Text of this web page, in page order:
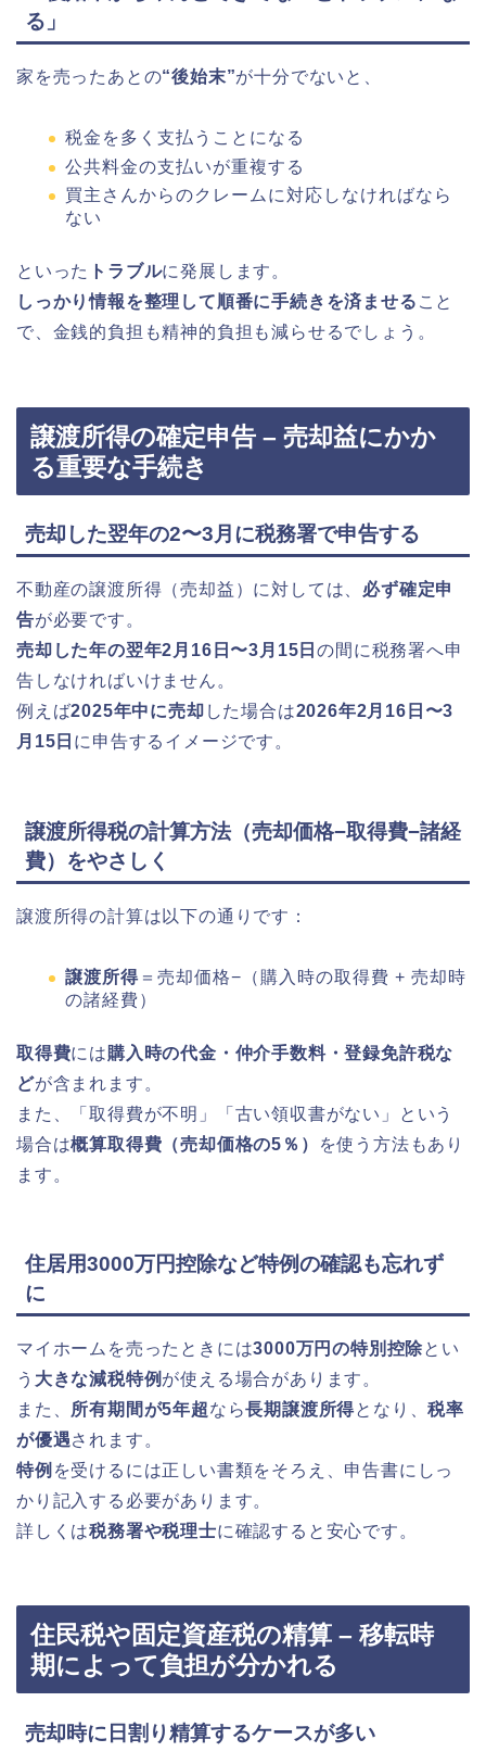
る」
家を売ったあとの“後始末”が十分でないと、
税金を多く支払うことになる
公共料金の支払いが重複する
買主さんからのクレームに対応しなければなら
ない
といった トラブルに発展します。
しっかり情報を整理して順番に手続きを済ませる こと
で、金銭的負担も精神的負担も減らせるでしょう。
譲渡所得の確定申告 – 売却益にかか
る重要な手続き
売却した翌年の2〜3月に税務署で申告する
不動産の譲渡所得（売却益）に対しては、 必ず確定申
告が必要です。
売却した年の翌年2月16日〜3月15日の間に税務署へ申
告しなければいけません。
例えば2025年中に売却 した場合は2026年2月16日〜3
月15日 に申告するイメージです。
譲渡所得税の計算方法（売却価格−取得費−諸経
費）をやさしく
譲渡所得の計算は以下の通りです：
譲渡所得 ＝売却価格−（購入時の取得費 + 売却時
の諸経費）
取得費には購入時の代金・仲介手数料・登録免許税な
どが含まれます。
また、「取得費が不明」「古い領収書がない」という
場合は概算取得費（売却価格の5％）
を使う方法もあり
ます。
住居用3000万円控除など特例の確認も忘れず
に
マイホームを売ったときには3000万円の特別控除とい
う 大きな減税特例 が使える場合があります。
また、 所有期間が5年超なら長期譲渡所得となり、税率
が優遇されます。
特例 を受けるには正しい書類をそろえ、申告書にしっ
かり記入する必要があります。
詳しくは税務署や税理士に確認すると安心です。
住民税や固定資産税の精算 – 移転時
期によって負担が分かれる
売却時に日割り精算するケースが多い